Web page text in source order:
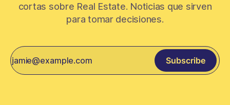
cortas sobre Real Estate. Noticias que sirven
para tomar decisiones.
Subscribe